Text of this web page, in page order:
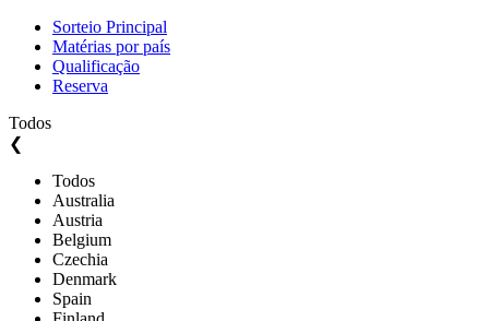
Sorteio Principal
Matérias por país
Qualificação
Reserva
Todos
❮
Todos
Australia
Austria
Belgium
Czechia
Denmark
Spain